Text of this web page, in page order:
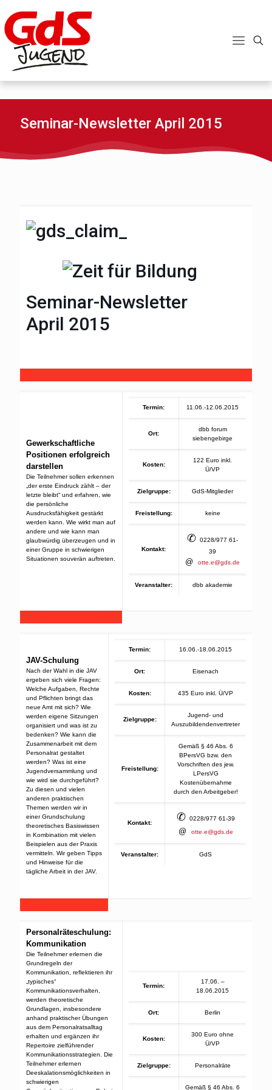
Seminar-Newsletter April 2015
Seminar-Newsletter
April 2015
Gewerkschaftliche
Positionen erfolgreich
darstellen
Die Teilnehmer sollen erkennen
„der erste Eindruck zählt – der
letzte bleibt“ und erfahren, wie
die persönliche
Ausdrucksfähigkeit gestärkt
werden kann. Wie wirkt man auf
andere und wie kann man
glaubwürdig überzeugen und in
einer Gruppe in schwierigen
Situationen souverän auftreten.
Termin: 11.06.-12.06.2015
Ort:
dbb forum
siebengebirge
Kosten:
122 Euro inkl.
Ü/VP
Zielgruppe: GdS-Mitglieder
Freistellung: keine
Kontakt:
✆ 0228/977 61-
39
@ otte.e@gds.de
Veranstalter: dbb akademie
JAV-Schulung
Nach der Wahl in die JAV
ergeben sich viele Fragen:
Welche Aufgaben, Rechte
und Pflichten bringt das
neue Amt mit sich? Wie
werden eigene Sitzungen
organisiert und was ist zu
bedenken? Wie kann die
Zusammenarbeit mit dem
Personalrat gestaltet
werden? Was ist eine
Jugendversammlung und
wie wird sie durchgeführt?
Zu diesen und vielen
anderen praktischen
Themen werden wir in
einer Grundschulung
theoretisches Basiswissen
in Kombination mit vielen
Beispielen aus der Praxis
vermitteln. Wir geben Tipps
und Hinweise für die
tägliche Arbeit in der JAV.
Termin: 16.06.-18.06.2015
Ort: Eisenach
Kosten: 435 Euro inkl. Ü/VP
Zielgruppe:
Jugend- und
Auszubildendenvertreter
Freistellung:
Gemäß § 46 Abs. 6
BPersVG bzw. den
Vorschriften des jew.
LPersVG
Kostenübernahme
durch den Arbeitgeber!
Kontakt: ✆0228/977 61-39
@ otte.e@gds.de
Veranstalter: GdS
Personalräteschulung:
Kommunikation
Die Teilnehmer erlernen die
Grundregeln der
Kommunikation, reflektieren ihr
„typisches“
Kommunikationsverhalten,
werden theoretische
Grundlagen, insbesondere
anhand praktischer Übungen
aus dem Personalratsalltag
erhalten und ergänzen ihr
Repertoire zielführender
Kommunikationsstrategien. Die
Teilnehmer erlernen
Deeskalationsmöglichkeiten in
schwierigen
Termin:
17.06. –
18.06.2015
Ort: Berlin
Kosten:
300 Euro ohne
Ü/VP
Zielgruppe: Personalräte
Gemäß § 46 Abs. 6